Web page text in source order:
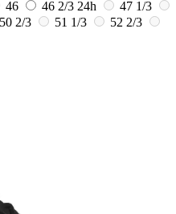
46 46 2/3 24h
47 1/3
50 2/3 51 1/3
52 2/3